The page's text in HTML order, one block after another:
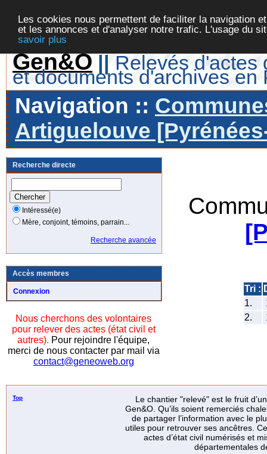
Les cookies nous permettent de faciliter la navigation
et les annonces et d'analyser notre trafic. L'usage du
savoir plus
Gen&O || Relevés d'actes
et documents d'archives en
Navigation ::
Artiguelouve
Recherche directe
Intéressé(e)
Mère, conjoint, témoins, parrain...
Recherche avancée
Accès membres
Connexion
Nous cherchons des volontaires
pour relever des actes (état civil et
autres). Pour rejoindre l'équipe,
merci de nous contacter par mail via
contact@geneoweb.org
Tri :
1.
2.
Top
Le chantier "relevé" est le fruit
Gen&O. Qu’ils soient remerciés
de partager l’information avec le
utiles pour retrouver ses ancêtres.
actes d’état civil numérisés et
départementales